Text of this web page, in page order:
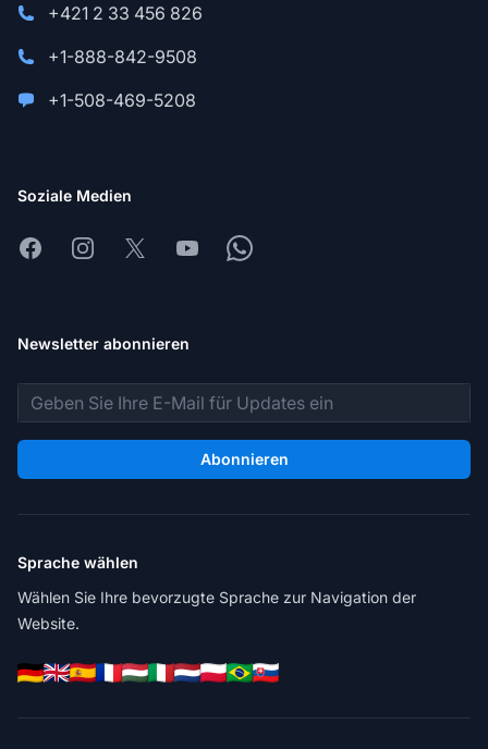
+421 2 33 456 826
+1-888-842-9508
+1-508-469-5208
Soziale Medien
FacebookInstagram
X YoutubeWhatsapp
Newsletter abonnieren
E-Mail-Adresse
Abonnieren
Sprache wählen
Wählen Sie Ihre bevorzugte Sprache zur Navigation der
Website.